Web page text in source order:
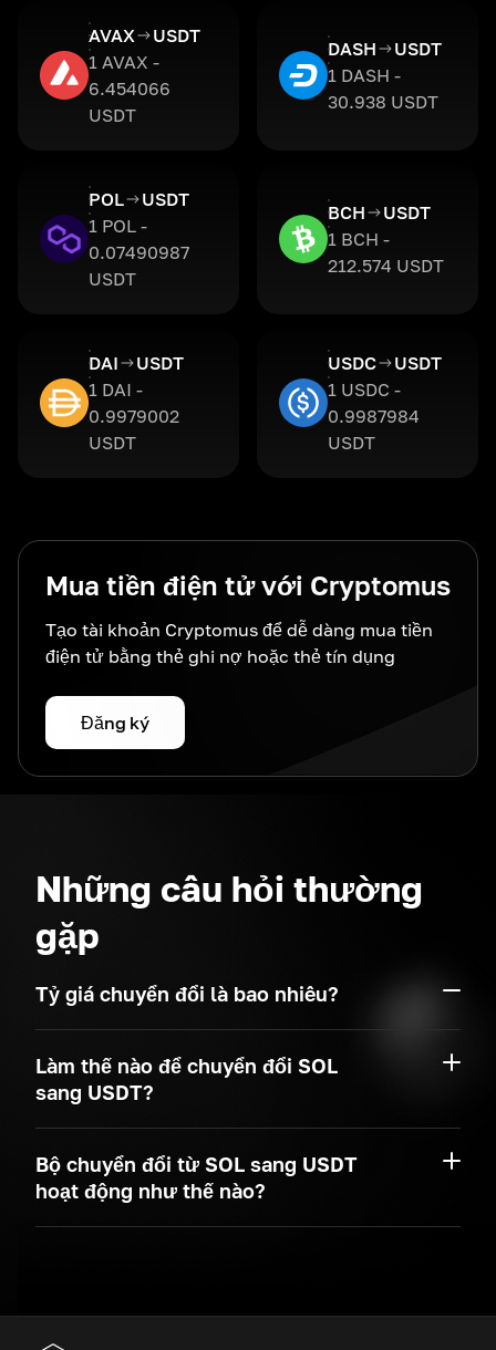
AVAX
USDT
1 AVAX -
6.454066
USDT
DASH
USDT
1 DASH -
30.938 USDT
POL
USDT
1 POL -
0.07490987
USDT
BCH
USDT
1 BCH -
212.574 USDT
DAI
USDT
1 DAI -
0.9979002
USDT
USDC
USDT
1 USDC -
0.9987984
USDT
Mua tiền điện tử với Cryptomus
Tạo tài khoản Cryptomus để dễ dàng mua tiền
điện tử bằng thẻ ghi nợ hoặc thẻ tín dụng
Đăng ký
Những câu hỏi thường
gặp
Tỷ giá chuyển đổi là bao nhiêu?
Làm thế nào để chuyển đổi SOL
sang USDT?
Bộ chuyển đổi từ SOL sang USDT
hoạt động như thế nào?